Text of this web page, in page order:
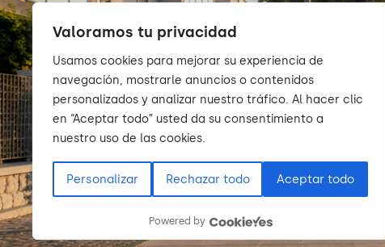
Valoramos tu privacidad
Usamos cookies para mejorar su experiencia de
navegación, mostrarle anuncios o contenidos
personalizados y analizar nuestro tráfico. Al hacer clic
en “Aceptar todo” usted da su consentimiento a
nuestro uso de las cookies.
Personalizar Rechazar todo Aceptar todo
Powered by
© 2026 Sumarte — Concello de Arteixo. Todos os dereitos